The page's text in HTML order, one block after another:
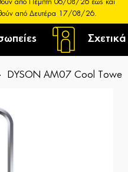
από Πέμπτη 06/08/26 έως και
από Δευτέρα 17/08/26.
DYSON AM07 Cool Tower